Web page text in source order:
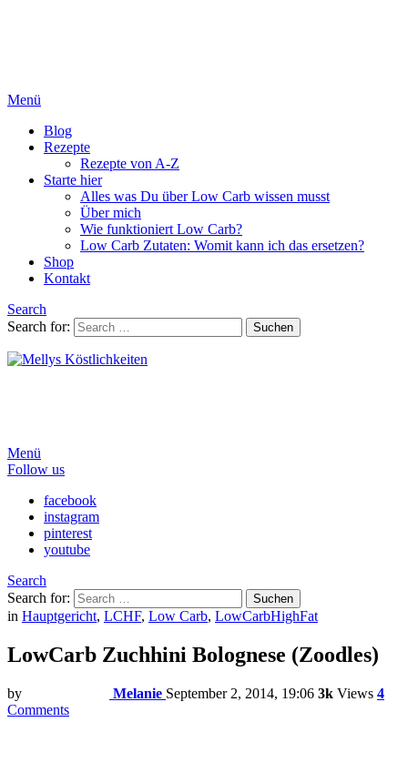
Menü
Blog
Rezepte
Rezepte von A-Z
Starte hier
Alles was Du über Low Carb wissen musst
Über mich
Wie funktioniert Low Carb?
Low Carb Zutaten: Womit kann ich das ersetzen?
Shop
Kontakt
Search
Search for:
Suchen
Menü
Follow us
facebook
instagram
pinterest
youtube
Search
Search for:
Suchen
in Hauptgericht, LCHF, Low Carb, LowCarbHighFat
LowCarb Zuchhini Bolognese (Zoodles)
by Melanie September 2, 2014, 19:06 3k Views 4
Comments